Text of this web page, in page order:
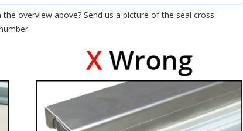
overview above? Send us a picture of the seal cross-